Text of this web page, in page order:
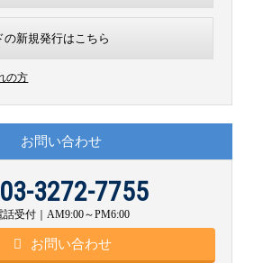
の新規発行はこちら
の方
お問い合わせ
03-3272-7755
話受付｜AM9:00～PM6:00
お問い合わせ